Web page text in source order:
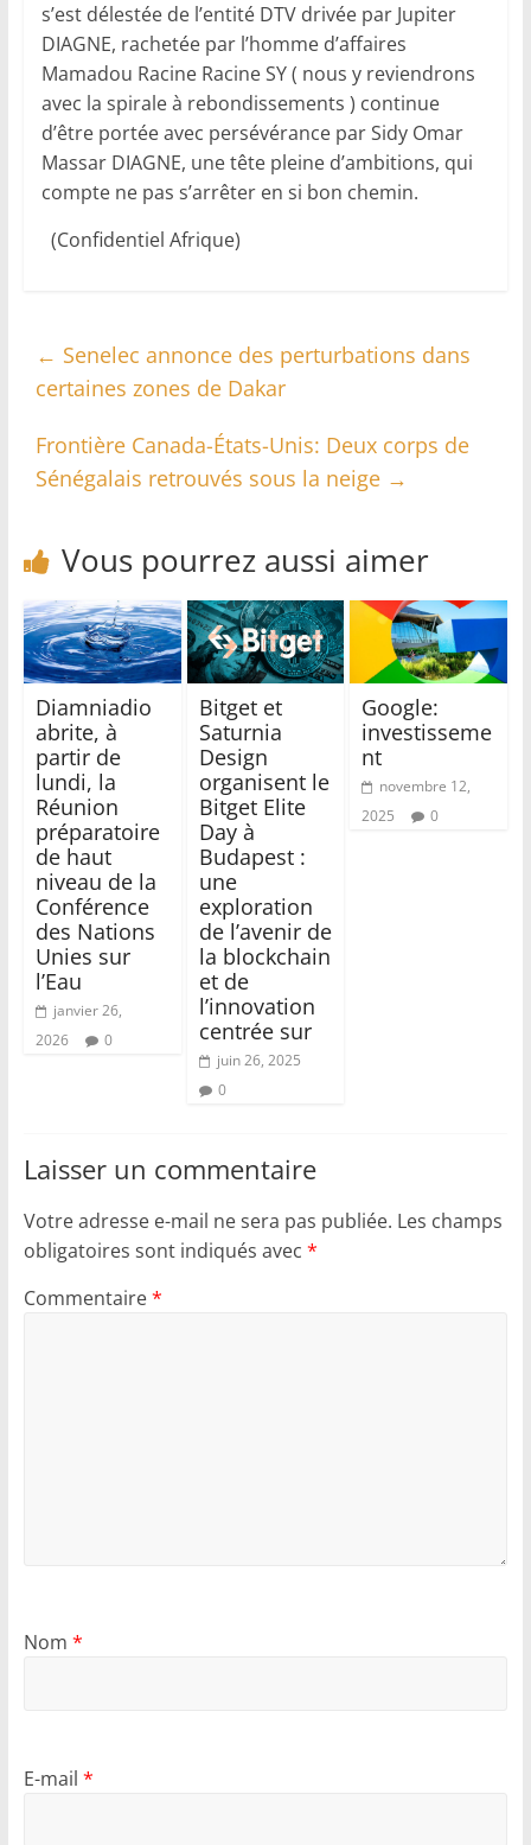
s’est délestée de l’entité DTV drivée par Jupiter
DIAGNE, rachetée par l’homme d’affaires
Mamadou Racine Racine SY ( nous y reviendrons
avec la spirale à rebondissements ) continue
d’être portée avec persévérance par Sidy Omar
Massar DIAGNE, une tête pleine d’ambitions, qui
compte ne pas s’arrêter en si bon chemin.
(Confidentiel Afrique)
← Senelec annonce des perturbations dans
certaines zones de Dakar
Frontière Canada-États-Unis: Deux corps de
Sénégalais retrouvés sous la neige →
Vous pourrez aussi aimer
Diamniadio
abrite, à
partir de
lundi, la
Réunion
préparatoire
de haut
niveau de la
Conférence
des Nations
Unies sur
l’Eau
janvier 26,
2026
0
Bitget et
Saturnia
Design
organisent le
Bitget Elite
Day à
Budapest :
une
exploration
de l’avenir de
la blockchain
et de
l’innovation
centrée sur
juin 26, 2025
0
Google:
investisseme
nt
novembre 12,
2025
0
Laisser un commentaire
Votre adresse e-mail ne sera pas publiée. Les champs
obligatoires sont indiqués avec *
Commentaire*
Nom *
E-mail *